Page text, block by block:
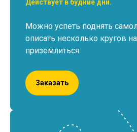
Действует в будние дни.
Можно успеть поднять
описать несколько кругов
приземлиться.
Заказать